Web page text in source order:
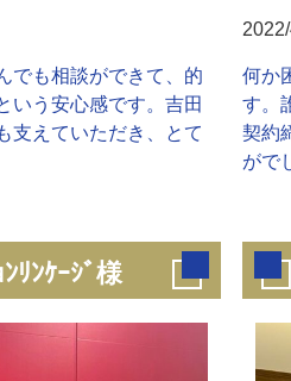
でも相談ができて、的
いう安心感です。吉田
支えていただき、とて
何か
す。
契約
がで
ﾘﾝｹｰｼﾞ様